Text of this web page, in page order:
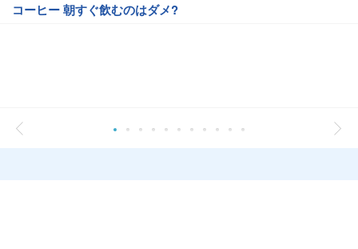
コーヒー 朝すぐ飲むのはダメ?